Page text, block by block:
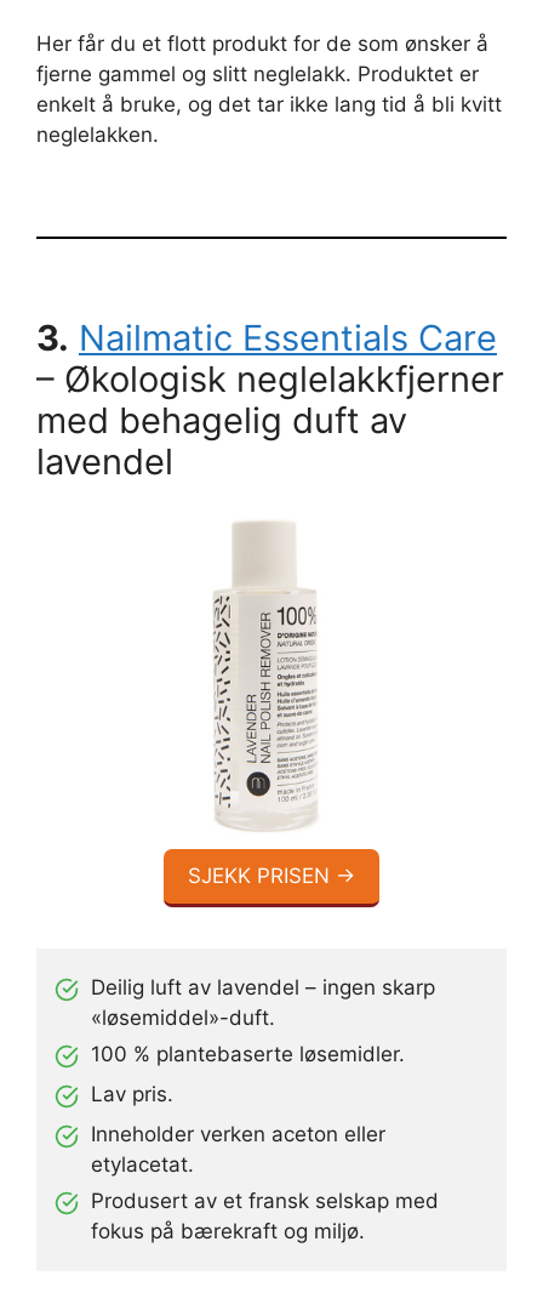
Her får du et flott produkt for de som ønsker å
fjerne gammel og slitt neglelakk. Produktet er
enkelt å bruke, og det tar ikke lang tid å bli kvitt
neglelakken.
3. Nailmatic Essentials Care
– Økologisk neglelakkfjerner
med behagelig duft av
lavendel
SJEKK PRISEN →
Deilig luft av lavendel – ingen skarp
«løsemiddel»-duft.
100 % plantebaserte løsemidler.
Lav pris.
Inneholder verken aceton eller
etylacetat.
Produsert av et fransk selskap med
fokus på bærekraft og miljø.